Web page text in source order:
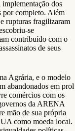
dos
por completo. Além
rupturas fragilizaram
se
contribuído com o
de seus
Agrária, e o modelo
abandonados em prol
comércios com os
da ARENA
mão de sua própria
como moeda local.